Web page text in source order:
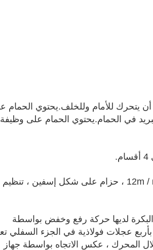
يتحرك للأمام وللخلف.يحتوي الحمام
دوران مياه التبريد في الحمام.يحتوي الحمام على وظيفة
9. كاتربيلر: القوة الكاملة 2000kN ، السرعة الكاملة 0 12m / min ، حزام على شكل إسفين ، تنظيم
البكرة لديها حركة رفع وخفض بواسطة
عجلات فولاذية في الجزء السفلي
المحرك ، عكس الاتجاه بواسطة جهاز